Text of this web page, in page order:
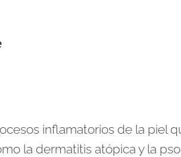
inflamatorios de la piel
la dermatitis atópica y la